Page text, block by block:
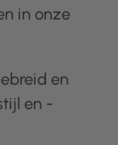
in onze
en
en -